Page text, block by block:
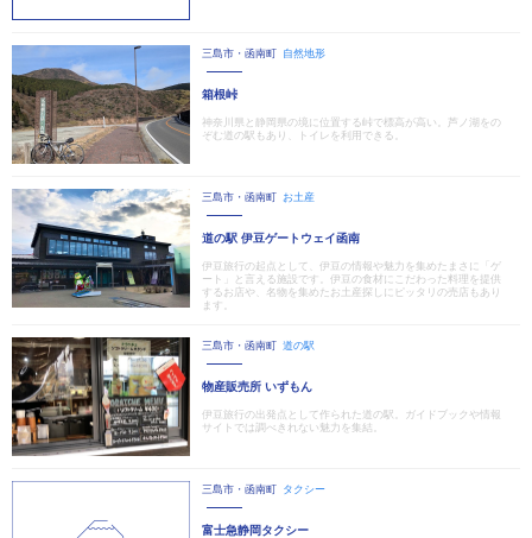
三島市・函南町 自然地形
箱根峠
神奈川県と静岡県の境に位置する峠で標高が高い。芦ノ湖をの
ぞむ道の駅もあり、トイレを利用できる。
三島市・函南町 お土産
道の駅 伊豆ゲートウェイ函南
伊豆旅行の起点として、伊豆の情報や魅力を集めたまさに「ゲ
ート」と言える施設です。伊豆の食材にこだわった料理を提供
するお店や、名物を集めたお土産探しにピッタリの売店もあり
ます。
三島市・函南町 道の駅
物産販売所 いずもん
伊豆旅行の出発点として作られた道の駅。ガイドブックや情報
サイトでは調べきれない魅力を集結。
三島市・函南町 タクシー
富士急静岡タクシー